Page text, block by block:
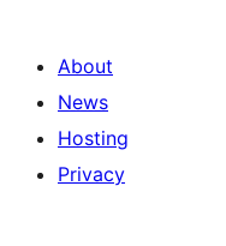
About
News
Hosting
Privacy